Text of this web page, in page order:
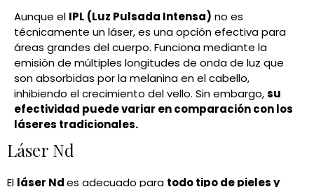
Aunque el IPL (Luz Pulsada Intensa) no es
técnicamente un láser, es una opción efectiva para
áreas grandes del cuerpo. Funciona mediante la
emisión de múltiples longitudes de onda de luz que
son absorbidas por la melanina en el cabello,
inhibiendo el crecimiento del vello. Sin embargo,su
efectividad puede variar en comparación con los
láseres tradicionales.
Láser Nd
El láser Ndes adecuado para todo tipo de pieles y